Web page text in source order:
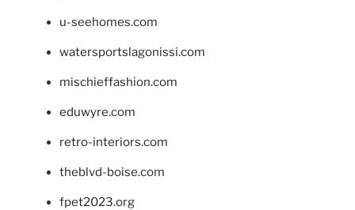
u-seehomes.com
watersportslagonissi.com
mischieffashion.com
eduwyre.com
retro-interiors.com
theblvd-boise.com
fpet2023.org